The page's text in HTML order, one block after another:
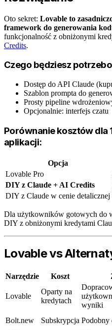
Oto sekret: Lovable to
framework do generowania
funkcjonalność z obniżonymi
Credits.
Czego będziesz
Dostęp do API Claude
Szablon prompta do
Prosty pipeline
Opcjonalnie: interfejs czatu
Porównanie kosztów
aplikacji:
Opcja
Lovable Pro
DIY z Claude + AI Credits
DIY z Claude w cenie detalicznej
Dla użytkowników gotowych do
DIY z obniżonymi kredytami
Lovable vs
Narzędzie Koszt
Lovable
Oparty na
kredytach
wyniki
Bolt.new Subskrypcja Podobny